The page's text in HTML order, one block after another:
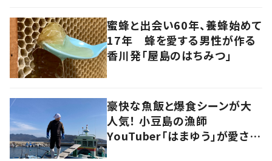
蜜蜂と出会い60年、養蜂始めて
17年 蜂を愛する男性が作る
香川発「屋島のはちみつ」
豪快な魚飯と爆食シーンが大
人気！ 小豆島の漁師
YouTuber「はまゆう」が愛され